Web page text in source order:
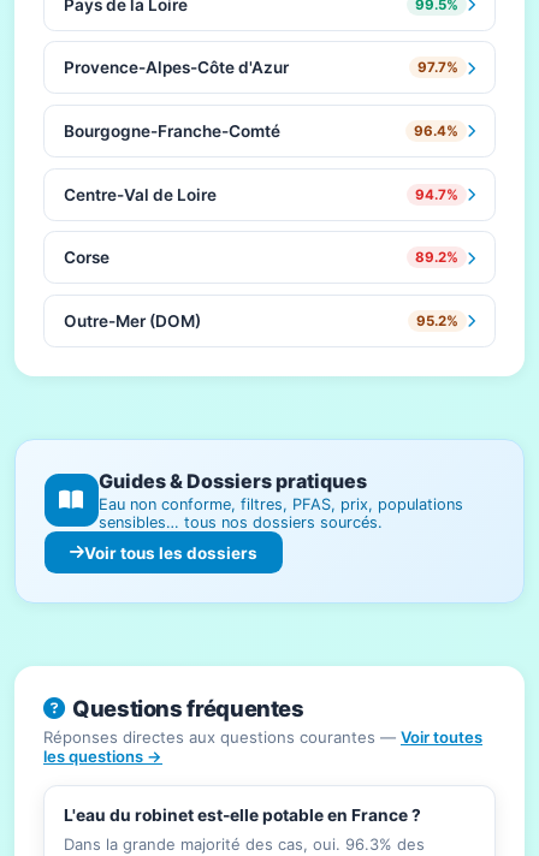
Pays de la Loire 99.5%
Provence-Alpes-Côte d'Azur 97.7%
Bourgogne-Franche-Comté 96.4%
Centre-Val de Loire 94.7%
Corse 89.2%
Outre-Mer (DOM) 95.2%
Guides & Dossiers pratiques
Eau non conforme, filtres, PFAS, prix, populations
sensibles… tous nos dossiers sourcés.
Voir tous les dossiers
Questions fréquentes
Réponses directes aux questions courantes — Voir toutes
les questions →
L'eau du robinet est-elle potable en France ?
Dans la grande majorité des cas, oui. 96.3% des